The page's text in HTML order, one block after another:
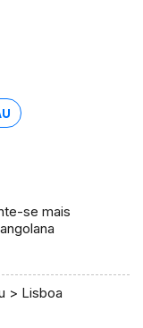
se mais
> Lisboa